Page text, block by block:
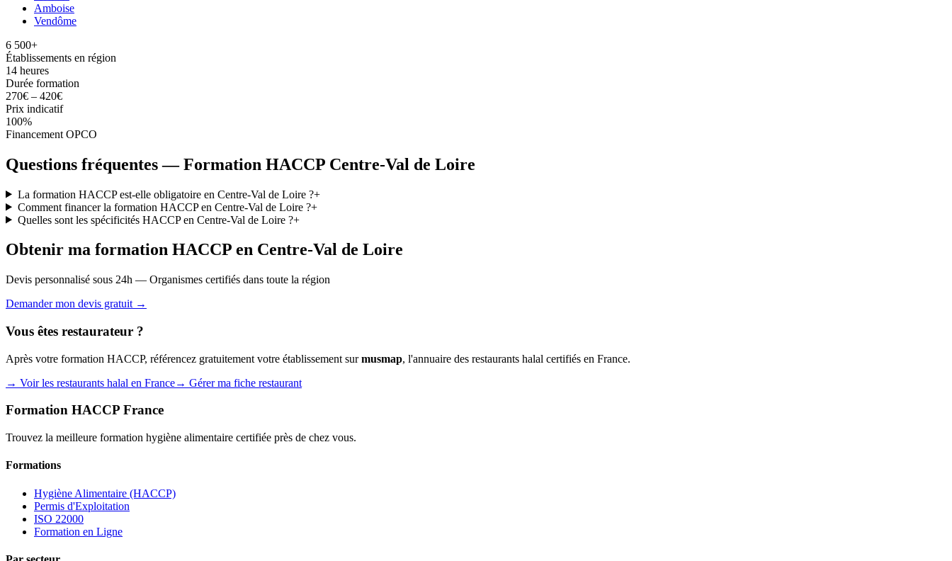
Amboise
Vendôme
6 500+
Établissements en région
14 heures
Durée formation
270€ – 420€
Prix indicatif
100%
Financement OPCO
Questions fréquentes — Formation HACCP Centre-Val de Loire
La formation HACCP est-elle obligatoire en Centre-Val de Loire ?+
Comment financer la formation HACCP en Centre-Val de Loire ?+
Quelles sont les spécificités HACCP en Centre-Val de Loire ?+
Obtenir ma formation HACCP en Centre-Val de Loire
Devis personnalisé sous 24h — Organismes certifiés dans toute la région
Demander mon devis gratuit →
Vous êtes restaurateur ?
Après votre formation HACCP, référencez gratuitement votre établissement surmusmap, l'annuaire des restaurants halal certifiés en France.
→ Voir les restaurants halal en France→ Gérer ma fiche restaurant
Formation HACCP France
Trouvez la meilleure formation hygiène alimentaire certifiée près de chez vous.
Formations
Hygiène Alimentaire (HACCP)
Permis d'Exploitation
ISO 22000
Formation en Ligne